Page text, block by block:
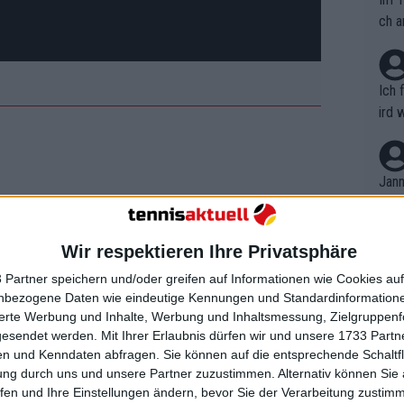
Wir respektieren Ihre Privatsphäre
Partner speichern und/oder greifen auf Informationen wie Cookies
Daten wie eindeutige Kennungen und
Werbung und Inhalte, Werbung und Inhaltsmessung,
werden. Mit Ihrer Erlaubnis dürfen wir und unsere 1733
und Kenndaten abfragen. Sie können auf die entsprechende
durch uns und unsere Partner zuzustimmen. Alternativ können Sie
und Ihre Einstellungen ändern, bevor Sie der Verarbeitung
Die Gewinnerin mit 1000 Punkten
des Finales. Für das
finden Sie unten!
Miami Open 2025 zu
ch
Ich
ird
r
em
B.
on
n
nt.